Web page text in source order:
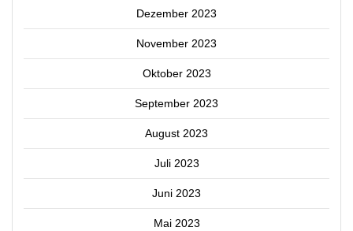
Dezember 2023
November 2023
Oktober 2023
September 2023
August 2023
Juli 2023
Juni 2023
Mai 2023